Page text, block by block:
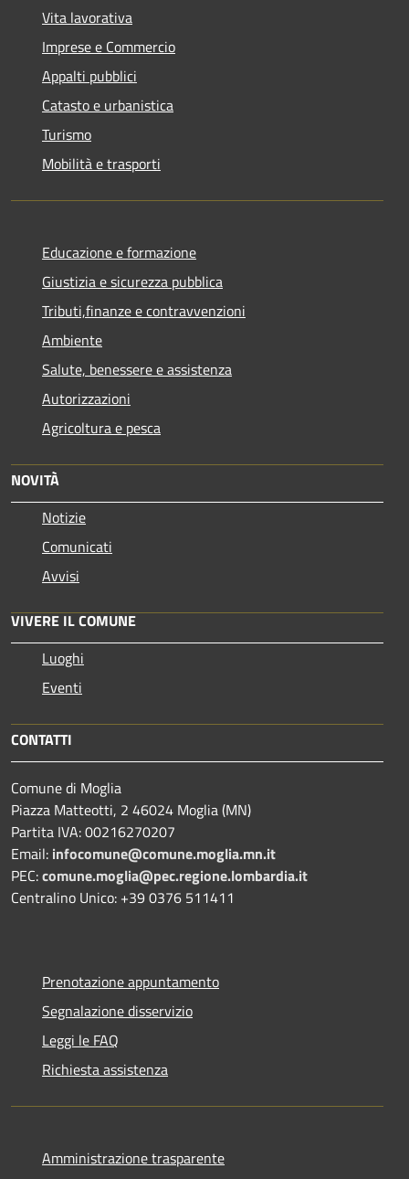
Vita lavorativa
Imprese e Commercio
Appalti pubblici
Catasto e urbanistica
Turismo
Mobilità e trasporti
Educazione e formazione
Giustizia e sicurezza pubblica
Tributi,finanze e contravvenzioni
Ambiente
Salute, benessere e assistenza
Autorizzazioni
Agricoltura e pesca
NOVITÀ
Notizie
Comunicati
Avvisi
VIVERE IL COMUNE
Luoghi
Eventi
CONTATTI
Comune di Moglia
Piazza Matteotti, 2 46024 Moglia (MN)
Partita IVA: 00216270207
Email: infocomune@comune.moglia.mn.it
PEC:comune.moglia@pec.regione.lombardia.it
Centralino Unico: +39 0376 511411
Prenotazione appuntamento
Segnalazione disservizio
Leggi le FAQ
Richiesta assistenza
Amministrazione trasparente